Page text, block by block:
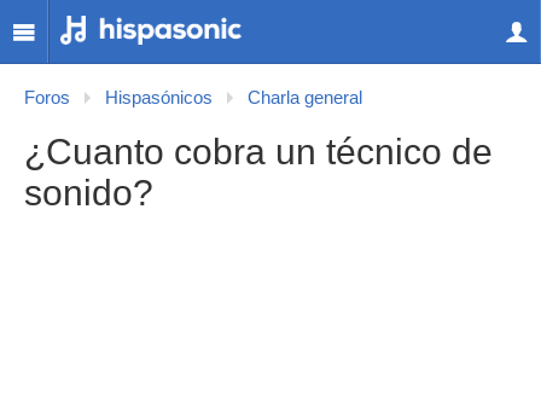
Foros Hispasónicos Charla general
¿Cuanto cobra un técnico de
sonido?